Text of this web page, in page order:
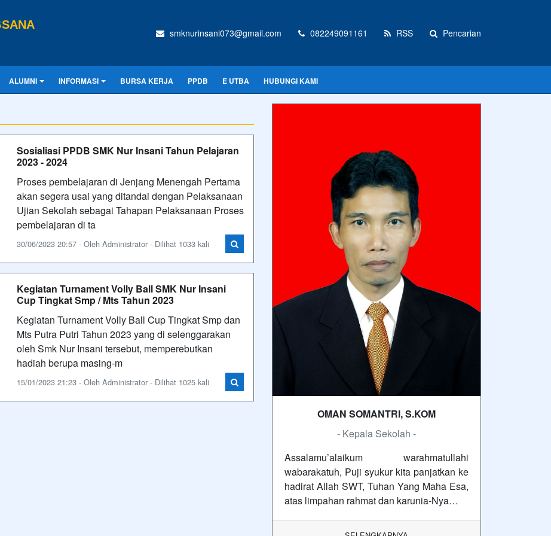
smknurinsani073@gmail.com 082249091161 RSS Pencarian
ALUMNI INFORMASI BURSA KERJA PPDB E UTBA HUBUNGI KAMI
Sosialiasi PPDB SMK Nur Insani Tahun Pelajaran
2023 - 2024
Proses pembelajaran di Jenjang Menengah Pertama
akan segera usai yang ditandai dengan Pelaksanaan
Ujian Sekolah sebagai Tahapan Pelaksanaan Proses
pembelajaran di ta
30/06/2023 20:57 - Oleh Administrator - Dilihat 1033 kali
Kegiatan Turnament Volly Ball SMK Nur Insani
Cup Tingkat Smp / Mts Tahun 2023
Kegiatan Turnament Volly Ball Cup Tingkat Smp dan
Mts Putra Putri Tahun 2023 yang di selenggarakan
oleh Smk Nur Insani tersebut, memperebutkan
hadiah berupa masing-m
15/01/2023 21:23 - Oleh Administrator - Dilihat 1025 kali
OMAN SOMANTRI, S.KOM
- Kepala Sekolah -
Assalamu’alaikum warahmatullahi
wabarakatuh, Puji syukur kita panjatkan ke
hadirat Allah SWT, Tuhan Yang Maha Esa,
atas limpahan rahmat dan karunia-Nya…